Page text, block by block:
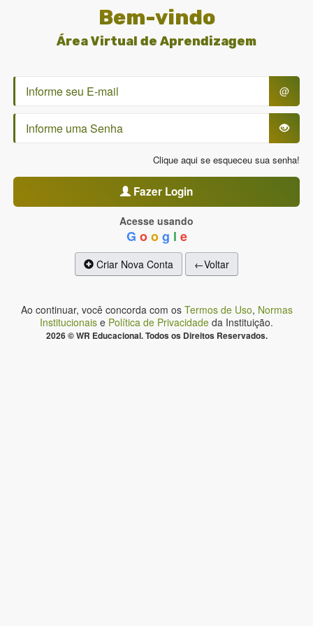
Bem-vindo
Área Virtual de Aprendizagem
@
Clique aqui se esqueceu sua senha!
Fazer Login
Acesse usando
G o o g l e
Criar Nova Conta ←Voltar
Ao continuar, você concorda com os Termos de Uso, Normas
Institucionais e Política de Privacidade da Instituição.
2026 © WR Educacional. Todos os Direitos Reservados.